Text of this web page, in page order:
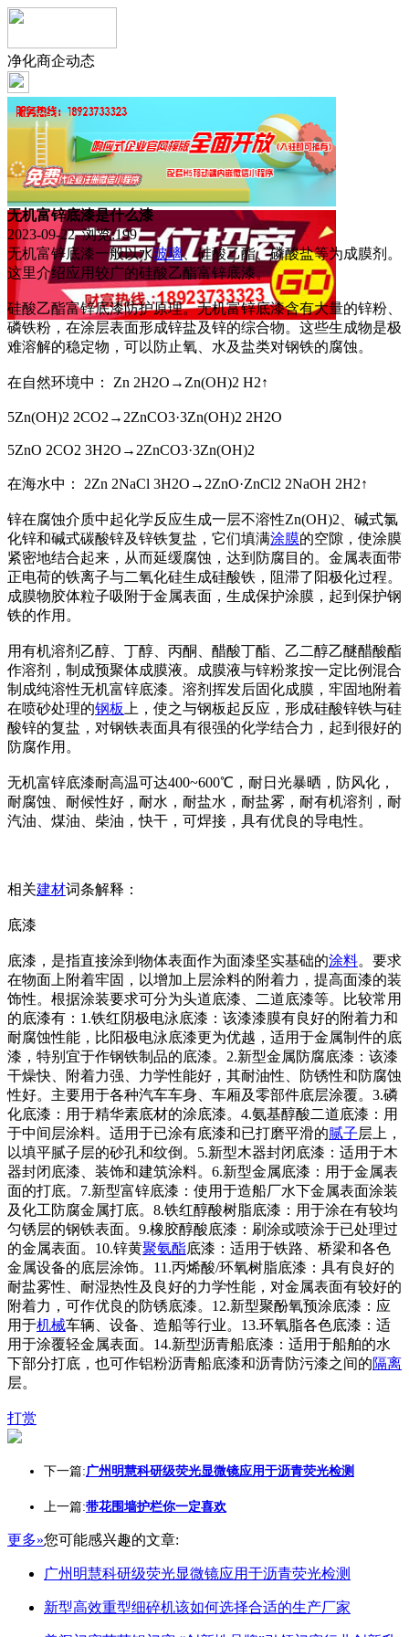
净化商企动态
无机富锌底漆是什么漆
2023-09-22 浏览:199
无机富锌底漆一般以水玻璃、硅酸乙酯、磷酸盐等为成膜剂。
这里介绍应用较广的硅酸乙酯富锌底漆。
硅酸乙酯富锌底漆防护原理。无机富锌底漆含有大量的锌粉、
磷铁粉，在涂层表面形成锌盐及锌的综合物。这些生成物是极
难溶解的稳定物，可以防止氧、水及盐类对钢铁的腐蚀。
在自然环境中： Zn 2H2O→Zn(OH)2 H2↑
5Zn(OH)2 2CO2→2ZnCO3·3Zn(OH)2 2H2O
5ZnO 2CO2 3H2O→2ZnCO3·3Zn(OH)2
在海水中： 2Zn 2NaCl 3H2O→2ZnO·ZnCl2 2NaOH 2H2↑
锌在腐蚀介质中起化学反应生成一层不溶性Zn(OH)2、碱式氯
化锌和碱式碳酸锌及锌铁复盐，它们填满涂膜的空隙，使涂膜
紧密地结合起来，从而延缓腐蚀，达到防腐目的。金属表面带
正电荷的铁离子与二氧化硅生成硅酸铁，阻滞了阳极化过程。
成膜物胶体粒子吸附于金属表面，生成保护涂膜，起到保护钢
铁的作用。
用有机溶剂乙醇、丁醇、丙酮、醋酸丁酯、乙二醇乙醚醋酸酯
作溶剂，制成预聚体成膜液。成膜液与锌粉浆按一定比例混合
制成纯溶性无机富锌底漆。溶剂挥发后固化成膜，牢固地附着
在喷砂处理的钢板 上，使之与钢板起反应，形成硅酸锌铁与硅
酸锌的复盐，对钢铁表面具有很强的化学结合力，起到很好的
防腐作用。
无机富锌底漆耐高温可达400~600℃，耐日光暴晒，防风化，
耐腐蚀、耐候性好，耐水，耐盐水，耐盐雾，耐有机溶剂，耐
汽油、煤油、柴油，快干，可焊接，具有优良的导电性。
相关建材词条解释：
底漆
底漆，是指直接涂到物体表面作为面漆坚实基础的涂料。要求
在物面上附着牢固，以增加上层涂料的附着力，提高面漆的装
饰性。根据涂装要求可分为头道底漆、二道底漆等。比较常用
的底漆有：1.铁红阴极电泳底漆：该漆漆膜有良好的附着力和
耐腐蚀性能，比阳极电泳底漆更为优越，适用于金属制件的底
漆，特别宜于作钢铁制品的底漆。2.新型金属防腐底漆：该漆
干燥快、附着力强、力学性能好，其耐油性、防锈性和防腐蚀
性好。主要用于各种汽车车身、车厢及零部件底层涂覆。3.磷
化底漆：用于精华素底材的涂底漆。4.氨基醇酸二道底漆：用
于中间层涂料。适用于已涂有底漆和已打磨平滑的腻子层上，
以填平腻子层的砂孔和纹倒。5.新型木器封闭底漆：适用于木
器封闭底漆、装饰和建筑涂料。6.新型金属底漆：用于金属表
面的打底。7.新型富锌底漆：使用于造船厂水下金属表面涂装
及化工防腐金属打底。8.铁红醇酸树脂底漆：用于涂在有较均
匀锈层的钢铁表面。9.橡胶醇酸底漆：刷涂或喷涂于已处理过
的金属表面。10.锌黄聚氨酯底漆：适用于铁路、桥梁和各色
金属设备的底层涂饰。11.丙烯酸/环氧树脂底漆：具有良好的
耐盐雾性、耐湿热性及良好的力学性能，对金属表面有较好的
附着力，可作优良的防锈底漆。12.新型聚酚氧预涂底漆：应
用于机械车辆、设备、造船等行业。13.环氧脂各色底漆：适
用于涂覆轻金属表面。14.新型沥青船底漆：适用于船舶的水
下部分打底，也可作铝粉沥青船底漆和沥青防污漆之间的隔离
层。
打赏
下一篇:广州明慧科研级荧光显微镜应用于沥青荧光检测
上一篇:带花围墙护栏你一定喜欢
更多»您可能感兴趣的文章:
广州明慧科研级荧光显微镜应用于沥青荧光检测
新型高效重型细碎机该如何选择合适的生产厂家